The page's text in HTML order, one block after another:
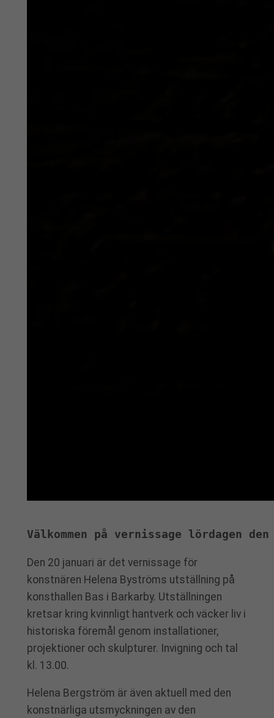
Välkommen på vernissage
Den 20 januari är det vernissage för
konstnären Helena Byströms utställning på
konsthallen Bas i Barkarby. Utställningen
kretsar kring kvinnligt hantverk och väcker liv i
historiska föremål genom installationer,
projektioner och skulpturer. Invigning och tal
kl. 13.00.
Helena Bergström är även aktuell med den
konstnärliga utsmyckningen av den